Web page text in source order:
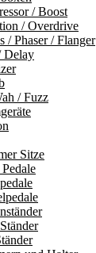
/ Boost
/ Overdrive
/ Phaser / Flanger
Delay
/ Fuzz
Sitze